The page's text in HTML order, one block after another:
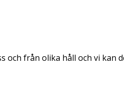
från olika håll och vi kan